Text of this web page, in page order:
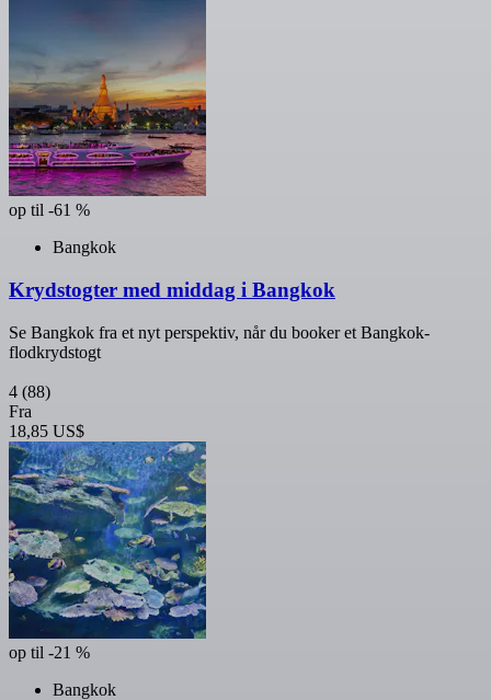
op til -61 %
Bangkok
Krydstogter med middag i Bangkok
Se Bangkok fra et nyt perspektiv, når du booker et Bangkok-
flodkrydstogt
4 (88)
Fra
18,85 US$
op til -21 %
Bangkok